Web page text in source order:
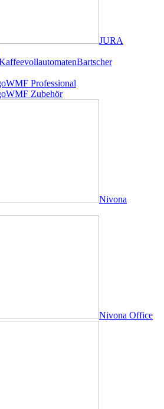
JURA
Bartscher
WMF Professional
WMF Zubehör
Nivona
Nivona Office